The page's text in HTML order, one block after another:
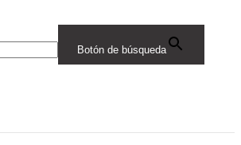
Botón de búsqueda